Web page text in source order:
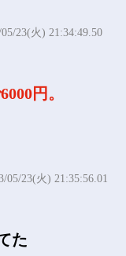
23(火) 21:34:49.50
円。
05/23(火) 21:35:56.01
た